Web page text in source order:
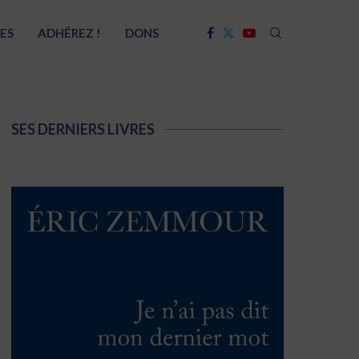
ADHÉREZ ! DONS
SES DERNIERS LIVRES